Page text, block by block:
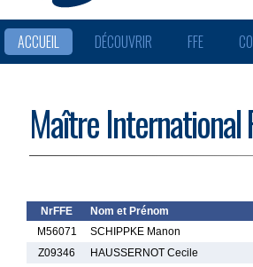
ACCUEIL DÉCOUVRIR FFE
Maître International
NrFFE Nom et Prénom
M56071
SCHIPPKE Manon
Z09346
HAUSSERNOT Cecile